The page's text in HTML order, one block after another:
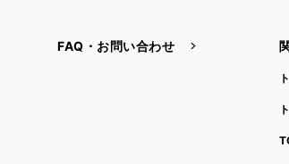
FAQ・お問い合わせ